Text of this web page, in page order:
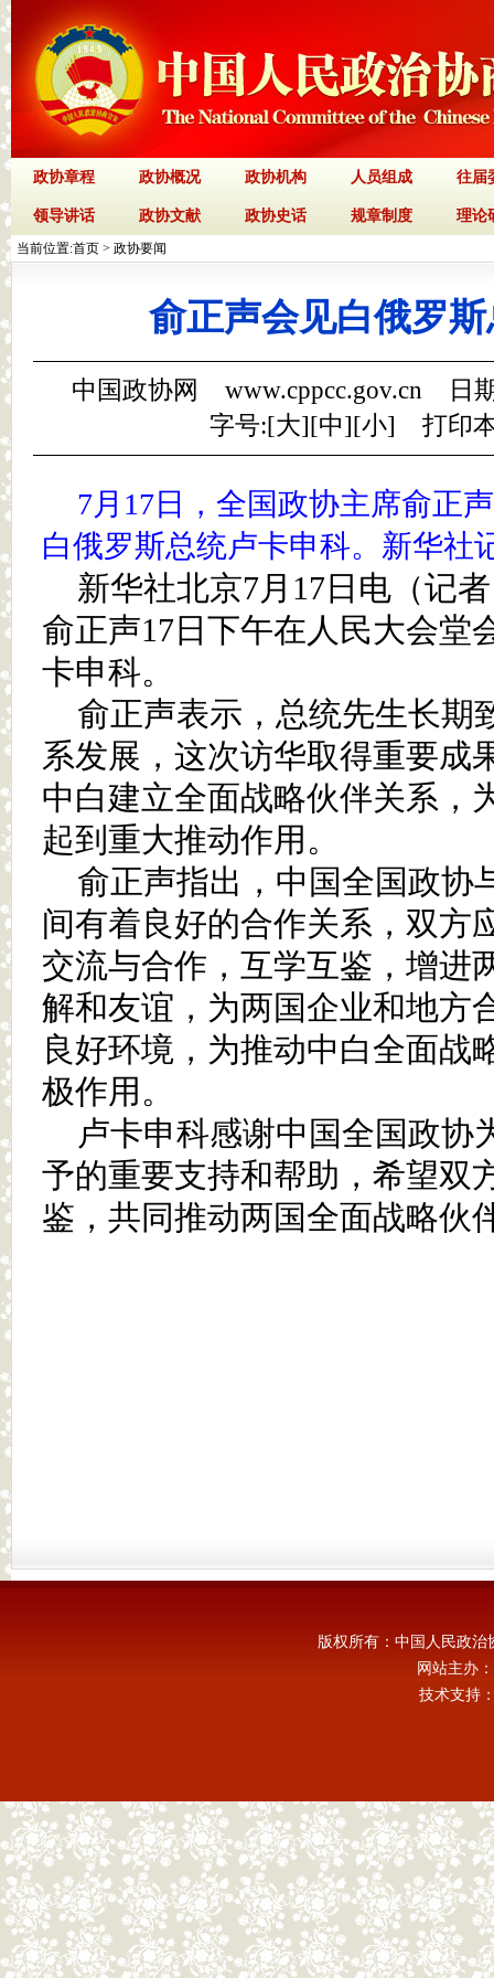
政协章程 政协概况 政协机构 人员组成 往届
领导讲话 政协文献 政协史话 规章制度 理论
当前位置:首页 > 政协要闻
俞正声会见白俄罗
中国政协网 www.cppcc.gov.cn 日
字号:[大][中][小] 打印
7月17日，全国政协主席俞正
白俄罗斯总统卢卡申科。新华社
新华社北京7月17日电（记
俞正声17日下午在人民大会堂
卡申科。
俞正声表示，总统先生长期
系发展，这次访华取得重要成
中白建立全面战略伙伴关系，
起到重大推动作用。
俞正声指出，中国全国政协
间有着良好的合作关系，双方
交流与合作，互学互鉴，增进
解和友谊，为两国企业和地方
良好环境，为推动中白全面战
极作用。
卢卡申科感谢中国全国政协
予的重要支持和帮助，希望双
鉴，共同推动两国全面战略伙
版权所有：中国人民政
网站主办
技术支持